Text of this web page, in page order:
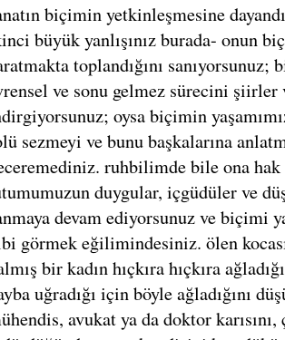
biçimin yetkinleşmesine
büyük yanlışınız burada- onun
toplandığını sanıyorsunuz;
ve sonu gelmez sürecini şiirler
oysa biçimin
sezmeyi ve bunu başkalarına
ruhbilimde bile ona
duygular, içgüdüler ve
devam ediyorsunuz ve biçimi
görmek eğilimindesiniz. ölen
bir kadın hıçkıra hıçkıra
uğradığı için böyle ağladığını
avukat ya da doktor